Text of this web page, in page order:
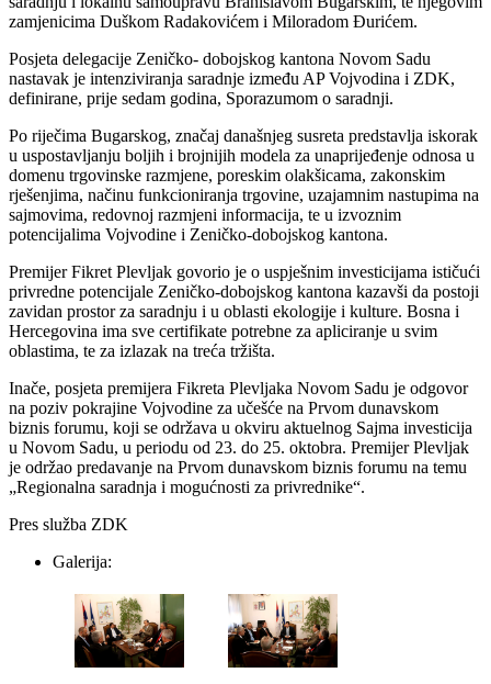
zamjenicima Duškom Radakovićem i Miloradom Đurićem.
Posjeta delegacije Zeničko- dobojskog kantona Novom Sadu
nastavak je intenziviranja saradnje između AP Vojvodina i ZDK,
definirane, prije sedam godina, Sporazumom o saradnji.
Po riječima Bugarskog, značaj današnjeg susreta predstavlja iskorak
u uspostavljanju boljih i brojnijih modela za unaprijeđenje odnosa u
domenu trgovinske razmjene, poreskim olakšicama, zakonskim
rješenjima, načinu funkcioniranja trgovine, uzajamnim nastupima na
sajmovima, redovnoj razmjeni informacija, te u izvoznim
potencijalima Vojvodine i Zeničko-dobojskog kantona.
Premijer Fikret Plevljak govorio je o uspješnim investicijama ističući
privredne potencijale Zeničko-dobojskog kantona kazavši da postoji
zavidan prostor za saradnju i u oblasti ekologije i kulture. Bosna i
Hercegovina ima sve certifikate potrebne za apliciranje u svim
oblastima, te za izlazak na treća tržišta.
Inače, posjeta premijera Fikreta Plevljaka Novom Sadu je odgovor
na poziv pokrajine Vojvodine za učešće na Prvom dunavskom
biznis forumu, koji se održava u okviru aktuelnog Sajma investicija
u Novom Sadu, u periodu od 23. do 25. oktobra. Premijer Plevljak
je održao predavanje na Prvom dunavskom biznis forumu na temu
„Regionalna saradnja i mogućnosti za privrednike“.
Pres služba ZDK
Galerija: